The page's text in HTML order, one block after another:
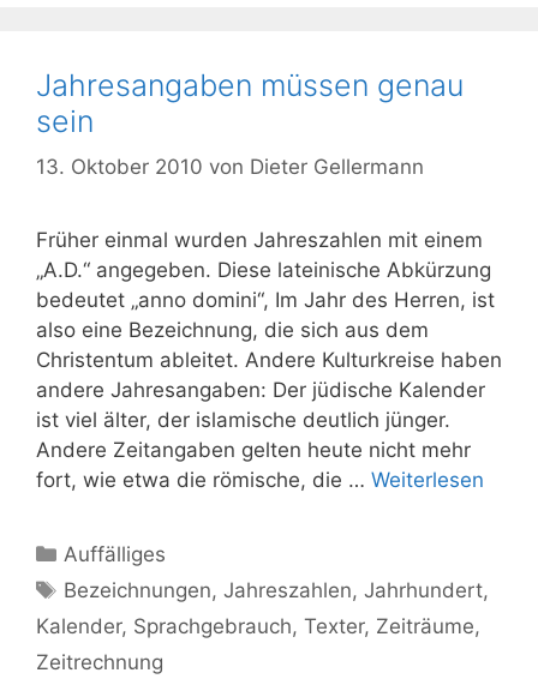
Jahresangaben müssen genau
sein
13. Oktober 2010 von Dieter Gellermann
Früher einmal wurden Jahreszahlen mit einem
„A.D.“ angegeben. Diese lateinische Abkürzung
bedeutet „anno domini“, Im Jahr des Herren, ist
also eine Bezeichnung, die sich aus dem
Christentum ableitet. Andere Kulturkreise haben
andere Jahresangaben: Der jüdische Kalender
ist viel älter, der islamische deutlich jünger.
Andere Zeitangaben gelten heute nicht mehr
fort, wie etwa die römische, die … Weiterlesen
Kategorien
Auffälliges
Schlagwörter
Bezeichnungen,Jahreszahlen,Jahrhundert,
Kalender, Sprachgebrauch, Texter, Zeiträume,
Zeitrechnung